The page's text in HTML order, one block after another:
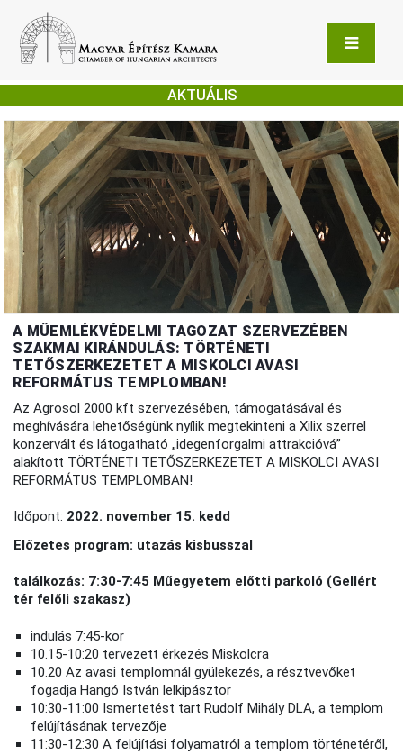
AKTUÁLIS
A MŰEMLÉKVÉDELMI TAGOZAT SZERVEZÉBEN
SZAKMAI KIRÁNDULÁS: TÖRTÉNETI
TETŐSZERKEZETET A MISKOLCI AVASI
REFORMÁTUS TEMPLOMBAN!
Az Agrosol 2000 kft szervezésében, támogatásával és
meghívására lehetőségünk nyílik megtekinteni a Xilix szerrel
konzervált és látogatható „idegenforgalmi attrakcióvá”
alakított TÖRTÉNETI TETŐSZERKEZETET A MISKOLCI AVASI
REFORMÁTUS TEMPLOMBAN!
Időpont: 2022. november 15. kedd
Előzetes program: utazás kisbusszal
találkozás: 7:30-7:45 Műegyetem előtti parkoló (Gellért
tér felőli szakasz)
indulás 7:45-kor
10.15-10:20 tervezett érkezés Miskolcra
10.20 Az avasi templomnál gyülekezés, a résztvevőket
fogadja Hangó István lelkipásztor
10:30-11:00 Ismertetést tart Rudolf Mihály DLA, a templom
felújításának tervezője
11:30-12:30 A felújítási folyamatról a templom történetéről,